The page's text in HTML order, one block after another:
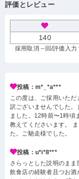
評価とレビュー
140
採用取消 --回/評価入力
投稿：m*_*a***
この度は、ご採用いた
訳ございませんでした
ました。12時前〜1時頃
教えてくださいます。
た。ご馳走様でした。
投稿：u*i*8***
さらっとした説明のま
飲食店の経験者且つお